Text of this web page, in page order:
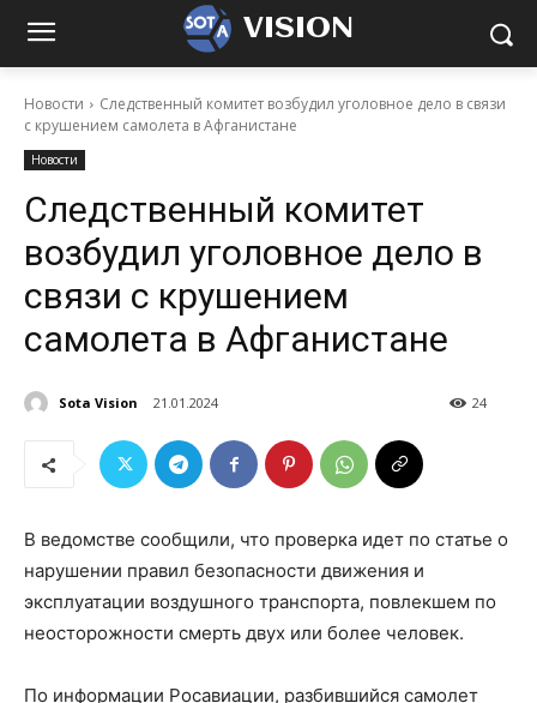
VISION
Новости
Следственный комитет возбудил уголовное дело в связи
с крушением самолета в Афганистане
Новости
Следственный комитет
возбудил уголовное дело в
связи с крушением
самолета в Афганистане
Sota Vision 21.01.2024 24
В ведомстве сообщили, что проверка идет по статье о
нарушении правил безопасности движения и
эксплуатации воздушного транспорта, повлекшем по
неосторожности смерть двух или более человек.
По информации Росавиации, разбившийся самолет